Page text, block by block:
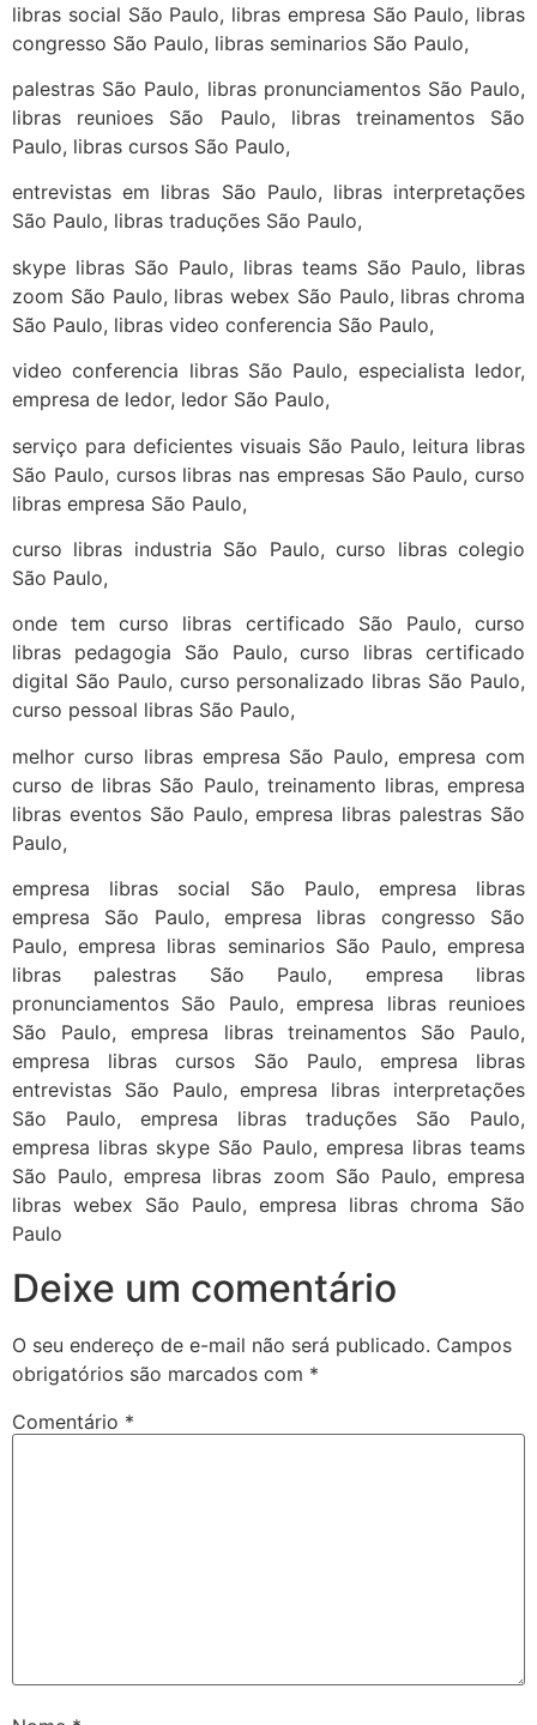
libras social São Paulo, libras empresa São Paulo, libras
congresso São Paulo, libras seminarios São Paulo,
palestras São Paulo, libras pronunciamentos São Paulo,
libras reunioes São Paulo, libras treinamentos São
Paulo, libras cursos São Paulo,
entrevistas em libras São Paulo, libras interpretações
São Paulo, libras traduções São Paulo,
skype libras São Paulo, libras teams São Paulo, libras
zoom São Paulo, libras webex São Paulo, libras chroma
São Paulo, libras video conferencia São Paulo,
video conferencia libras São Paulo, especialista ledor,
empresa de ledor, ledor São Paulo,
serviço para deficientes visuais São Paulo, leitura libras
São Paulo, cursos libras nas empresas São Paulo, curso
libras empresa São Paulo,
curso libras industria São Paulo, curso libras colegio
São Paulo,
onde tem curso libras certificado São Paulo, curso
libras pedagogia São Paulo, curso libras certificado
digital São Paulo, curso personalizado libras São Paulo,
curso pessoal libras São Paulo,
melhor curso libras empresa São Paulo, empresa com
curso de libras São Paulo, treinamento libras, empresa
libras eventos São Paulo, empresa libras palestras São
Paulo,
empresa libras social São Paulo, empresa libras
empresa São Paulo, empresa libras congresso São
Paulo, empresa libras seminarios São Paulo, empresa
libras palestras São Paulo, empresa libras
pronunciamentos São Paulo, empresa libras reunioes
São Paulo, empresa libras treinamentos São Paulo,
empresa libras cursos São Paulo, empresa libras
entrevistas São Paulo, empresa libras interpretações
São Paulo, empresa libras traduções São Paulo,
empresa libras skype São Paulo, empresa libras teams
São Paulo, empresa libras zoom São Paulo, empresa
libras webex São Paulo, empresa libras chroma São
Paulo
Deixe um comentário
O seu endereço de e-mail não será publicado. Campos
obrigatórios são marcados com *
Comentário *